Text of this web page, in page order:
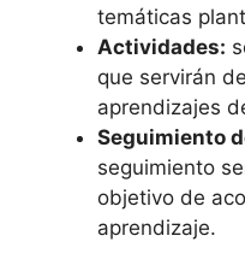
temáticas
Actividades:
que servirán
aprendizajes
Seguimiento
seguimiento
objetivo de
aprendizaje.